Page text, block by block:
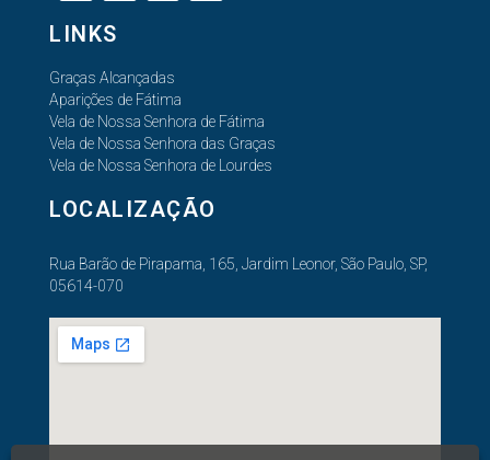
LINKS
Graças Alcançadas
Aparições de Fátima
Vela de Nossa Senhora de Fátima
Vela de Nossa Senhora das Graças
Vela de Nossa Senhora de Lourdes
LOCALIZAÇÃO
Rua Barão de Pirapama, 165, Jardim Leonor, São Paulo, SP,
05614-070